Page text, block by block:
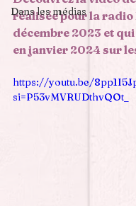
Dans les médias
réalisée pour la radio
décembre 2023 et
en janvier 2024 sur
https://youtu.be/
si=P53vMVRUDthvQOt_